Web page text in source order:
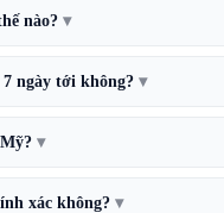
nào?
ngày tới không?
xác không?